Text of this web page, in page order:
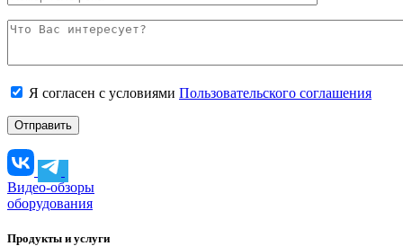
Я согласен с условиями Пользовательского соглашения
Видео-обзоры
оборудования
Продукты и услуги